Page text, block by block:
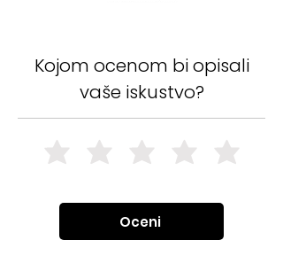
Kojom ocenom bi opisali
vaše iskustvo?
Oceni